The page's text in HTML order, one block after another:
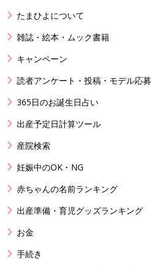
たまひよについて
雑誌・絵本・ムック書籍
キャンペーン
読者アンケート・投稿・モデル応募
365日のお誕生日占い
出産予定日計算ツール
産院検索
妊娠中のOK・NG
赤ちゃんの名前ランキング
出産準備・育児グッズランキング
お金
手続き